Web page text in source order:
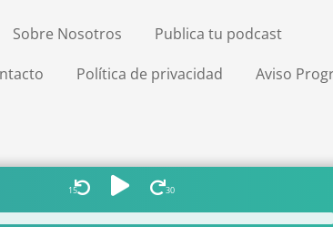
15 30
Sobre Nosotros
Publica tu podcast
Política de privacidad Aviso